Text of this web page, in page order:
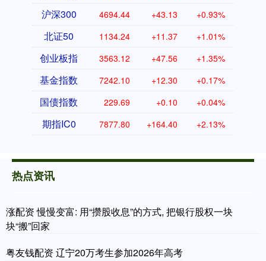
沪深300 4694.44 +43.13 +0.93%
北证50 1134.24 +11.37 +1.01%
创业板指 3563.12 +47.56 +1.35%
基金指数 7242.10 +12.30 +0.17%
国债指数 229.69 +0.10 +0.04%
期指IC0 7877.80 +164.40 +2.13%
热点资讯
涨配资 慢慢变富: 用“攒股收息”的方式, 把银行股权一块
块“搬”回家
粤友钱配资 辽宁20万考生参加2026年高考